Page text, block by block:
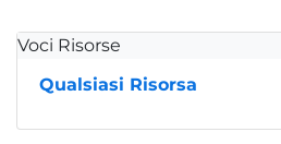
Voci Risorse
Qualsiasi Risorsa